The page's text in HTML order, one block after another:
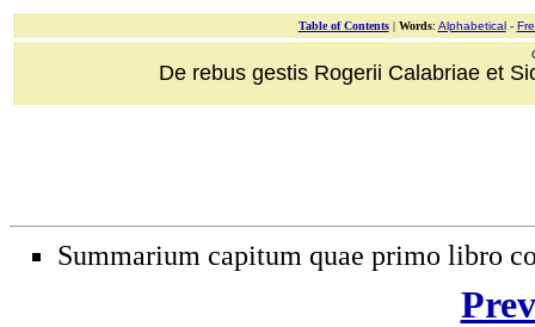
Table of Contents| Words: Alphabetical-
De rebus gestis Rogerii Calabriae et
Summarium capitum quae primo libro